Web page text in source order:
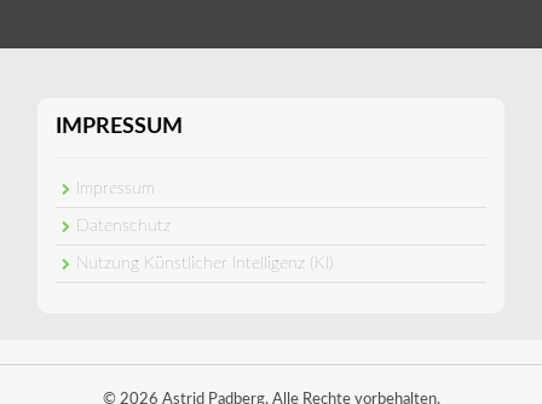
IMPRESSUM
Impressum
Datenschutz
Nutzung Künstlicher Intelligenz (KI)
© 2026 Astrid Padberg. Alle Rechte vorbehalten.